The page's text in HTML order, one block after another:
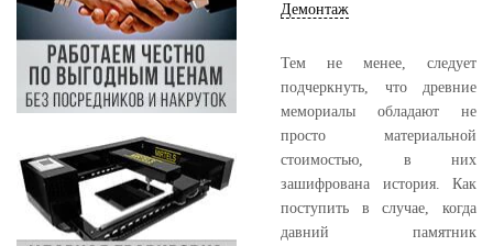
Демонтаж
Тем не менее, следует
подчеркнуть, что древние
мемориалы обладают не
просто материальной
стоимостью, в них
зашифрована история. Как
поступить в случае, когда
давний памятник